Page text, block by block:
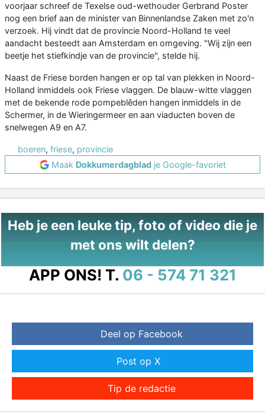
voorjaar schreef de Texelse oud-wethouder Gerbrand Poster
nog een brief aan de minister van Binnenlandse Zaken met zo'n
verzoek. Hij vindt dat de provincie Noord-Holland te veel
aandacht besteedt aan Amsterdam en omgeving. "Wij zijn een
beetje het stiefkindje van de provincie", stelde hij.
Naast de Friese borden hangen er op tal van plekken in Noord-
Holland inmiddels ook Friese vlaggen. De blauw-witte vlaggen
met de bekende rode pompeblêden hangen inmiddels in de
Schermer, in de Wieringermeer en aan viaducten boven de
snelwegen A9 en A7.
boeren, friese, provincie
Maak Dokkumerdagbladje Google-favoriet
Heb je een leuke tip, foto of video die je
met ons wilt delen?
APP ONS! T. 06 - 574 71 321
Deel op Facebook
Post op X
Tip de redactie